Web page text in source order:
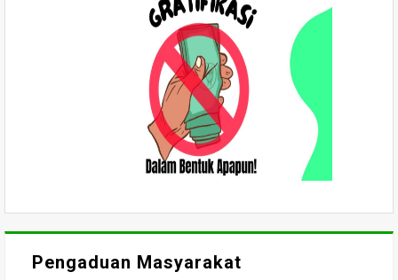
Pengaduan Masyarakat